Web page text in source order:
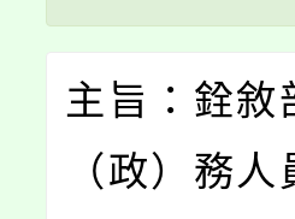
主旨：銓
（政）務